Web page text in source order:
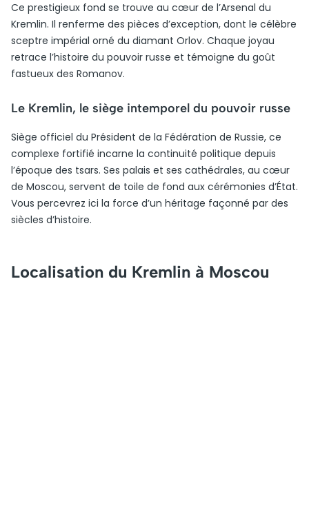
Ce prestigieux fond se trouve au cœur de l’Arsenal du
Kremlin. Il renferme des pièces d’exception, dont le célèbre
sceptre impérial orné du diamant Orlov. Chaque joyau
retrace l’histoire du pouvoir russe et témoigne du goût
fastueux des Romanov.
Le Kremlin, le siège intemporel du pouvoir russe
Siège officiel du Président de la Fédération de Russie, ce
complexe fortifié incarne la continuité politique depuis
l’époque des tsars. Ses palais et ses cathédrales, au cœur
de Moscou, servent de toile de fond aux cérémonies d’État.
Vous percevrez ici la force d’un héritage façonné par des
siècles d’histoire.
Localisation du Kremlin à Moscou